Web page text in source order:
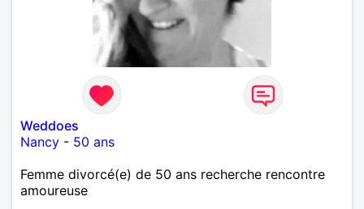
Weddoes
Nancy - 50 ans
Femme divorcé(e) de 50 ans recherche rencontre
amoureuse